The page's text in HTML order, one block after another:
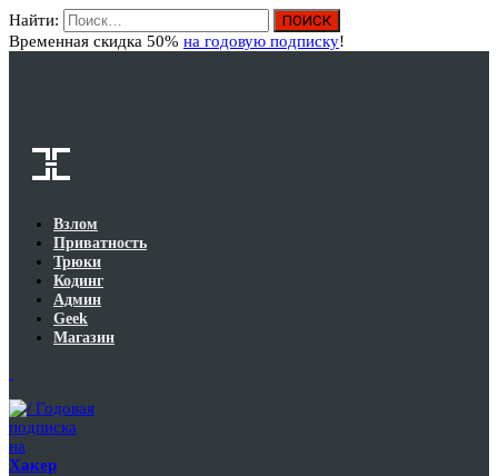
Найти:
Временная скидка 50% на годовую подписку!
Взлом
Приватность
Трюки
Кодинг
Админ
Geek
Магазин
Годовая
подписка
на
Хакер